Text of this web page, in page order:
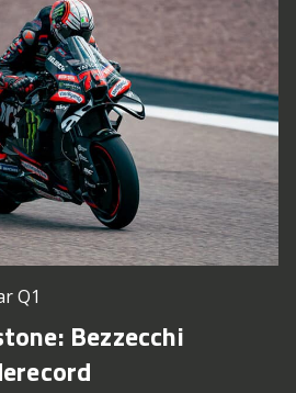
Q1
Bezzecchi